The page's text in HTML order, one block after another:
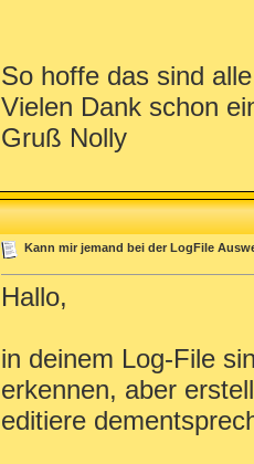
So hoffe das sind
Vielen Dank schon
Gruß Nolly
Kann mir jemand bei der LogFile
Hallo,
in deinem Log-File
erkennen, aber
editiere